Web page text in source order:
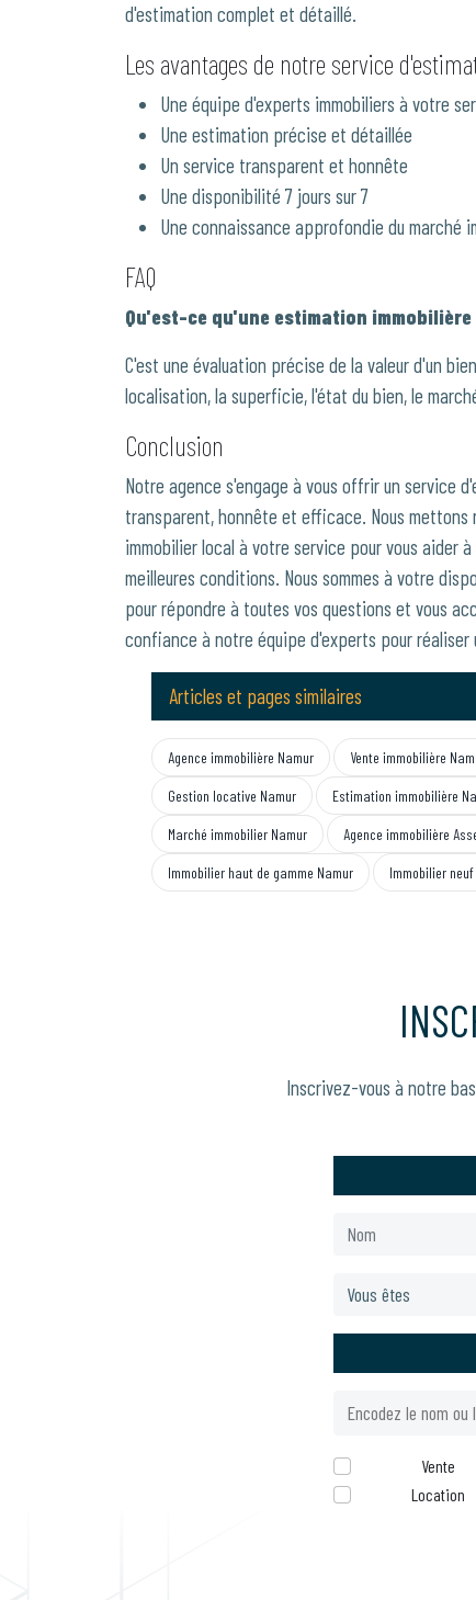
d'estimation complet et détaillé.
Les avantages de notre service
Une équipe d'experts immobiliers à votre
Une estimation précise et détaillée
Un service transparent et honnête
Une disponibilité 7 jours sur 7
Une connaissance approfondie du marché
FAQ
Qu'est-ce qu'une estimation
C'est une évaluation précise de la valeur d'un
localisation, la superficie, l'état du bien, le
Conclusion
Notre agence s'engage à vous offrir un service
transparent, honnête et efficace. Nous
immobilier local à votre service pour vous aider
meilleures conditions. Nous sommes à votre
pour répondre à toutes vos questions et vous
confiance à notre équipe d'experts pour
Articles et pages similaires
Agence immobilière Namur Vente immobilière
Gestion locative Namur Estimation immobilière
Marché immobilier Namur Agence immobilière
Immobilier haut de gamme Namur Immobilier
Inscrivez-vous à notre
Vente
Location